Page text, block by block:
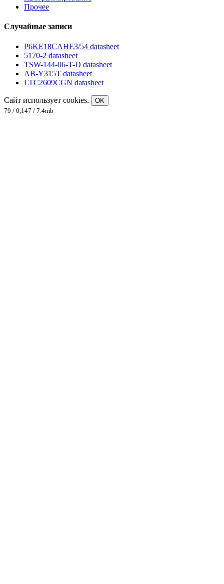
Прочее
Случайные записи
P6KE18CAHE3/54 datasheet
5170-2 datasheet
TSW-144-06-T-D datasheet
AB-Y315T datasheet
LTC2609CGN datasheet
Сайт использует cookies.
OK
79 / 0,147 / 7.4mb